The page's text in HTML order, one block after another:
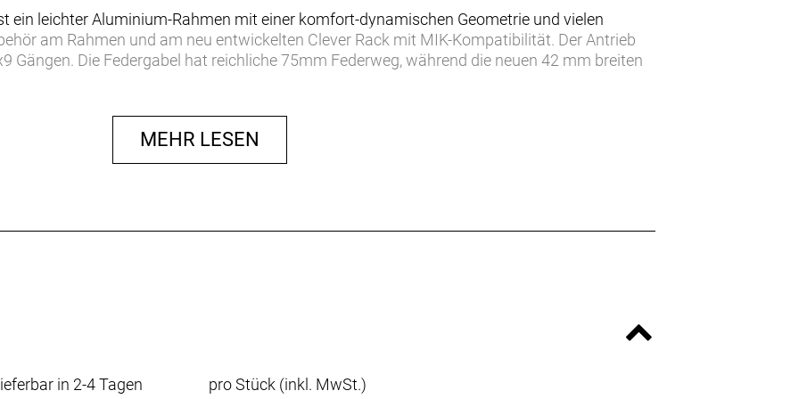
ein leichter Aluminium-Rahmen mit einer komfort-dynamischen Geometrie und vielen
am Rahmen und am neu entwickelten Clever Rack mit MIK-Kompatibilität. Der Antrieb
Gängen. Die Federgabel hat reichliche 75mm Federweg, während die neuen 42 mm breiten
der Rahmen. Jede Komponente kannst du später tauschen und upgraden. Wenn du günstig
dem Mahon Trip Core einen wandlungsfähigen, multifunktionalen Rahmen mit einer
Breite verbaut.
packen unabhängig vom Wetter kräftig zu.
MEHR LESEN
in 2-4 Tagen pro Stück (inkl. MwSt.)